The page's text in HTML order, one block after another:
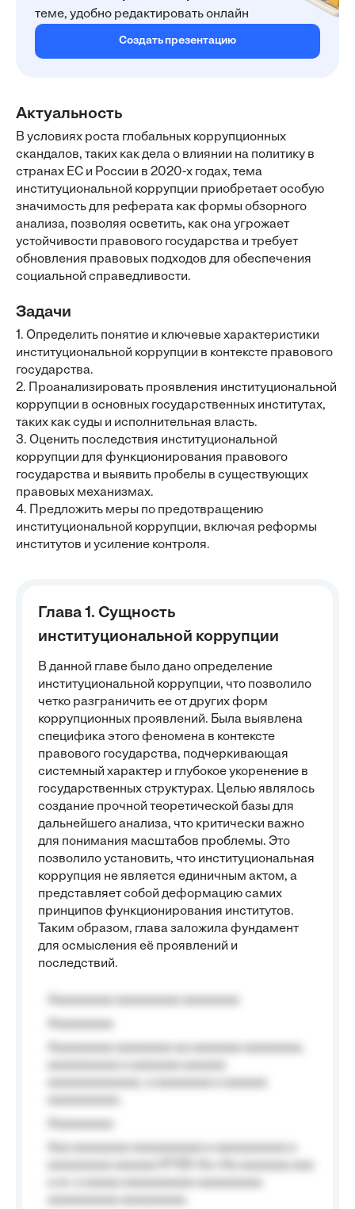
теме, удобно редактировать онлайн
Создать презентацию
Актуальность
В условиях роста глобальных коррупционных
скандалов, таких как дела о влиянии на политику в
странах ЕС и России в 2020-х годах, тема
институциональной коррупции приобретает особую
значимость для реферата как формы обзорного
анализа, позволяя осветить, как она угрожает
устойчивости правового государства и требует
обновления правовых подходов для обеспечения
социальной справедливости.
Задачи
1. Определить понятие и ключевые характеристики
институциональной коррупции в контексте правового
государства.
2. Проанализировать проявления институциональной
коррупции в основных государственных институтах,
таких как суды и исполнительная власть.
3. Оценить последствия институциональной
коррупции для функционирования правового
государства и выявить пробелы в существующих
правовых механизмах.
4. Предложить меры по предотвращению
институциональной коррупции, включая реформы
институтов и усиление контроля.
Глава 1. Сущность
институциональной коррупции
В данной главе было дано определение
институциональной коррупции, что позволило
четко разграничить ее от других форм
коррупционных проявлений. Была выявлена
специфика этого феномена в контексте
правового государства, подчеркивающая
системный характер и глубокое укоренение в
государственных структурах. Целью являлось
создание прочной теоретической базы для
дальнейшего анализа, что критически важно
для понимания масштабов проблемы. Это
позволило установить, что институциональная
коррупция не является единичным актом, а
представляет собой деформацию самих
принципов функционирования институтов.
Таким образом, глава заложила фундамент
для осмысления её проявлений и
последствий.